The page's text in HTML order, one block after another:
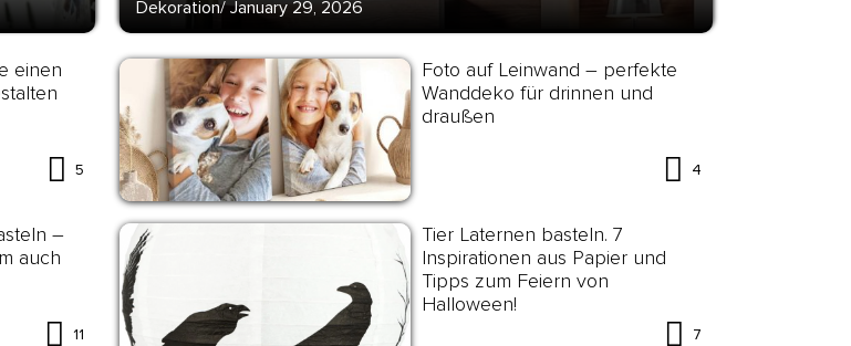
Dekoration/January 29, 2026
einen
5
Foto auf Leinwand – perfekte
Wanddeko für drinnen und
draußen
4
–
auch
11
Tier Laternen basteln. 7
Inspirationen aus Papier und
Tipps zum Feiern von
Halloween!
7